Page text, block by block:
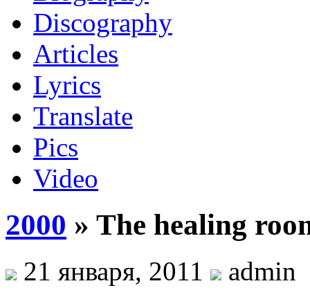
Discography
Articles
Lyrics
Translate
Pics
Video
2000 » The healing
21 января, 2011
admin